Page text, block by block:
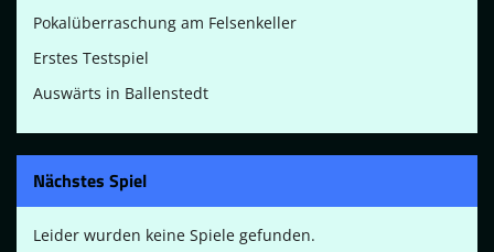
Pokalüberraschung am Felsenkeller
Erstes Testspiel
Auswärts in Ballenstedt
Nächstes Spiel
Leider wurden keine Spiele gefunden.